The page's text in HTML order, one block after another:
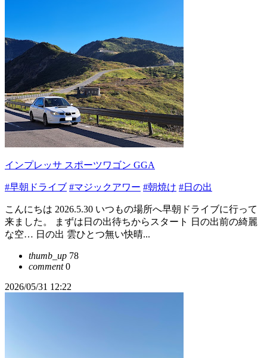
インプレッサ スポーツワゴン GGA
#早朝ドライブ #マジックアワー #朝焼け #日の出
こんにちは 2026.5.30 いつもの場所へ早朝ドライブに行って
来ました。 まずは日の出待ちからスタート 日の出前の綺麗
な空… 日の出 雲ひとつ無い快晴...
thumb_up 78
comment0
2026/05/31 12:22